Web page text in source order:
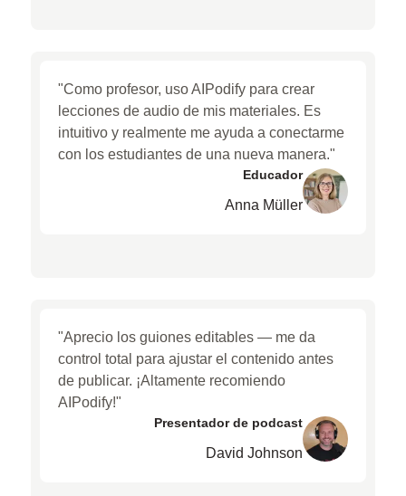
"Como profesor, uso AIPodify para crear
lecciones de audio de mis materiales. Es
intuitivo y realmente me ayuda a conectarme
con los estudiantes de una nueva manera."
Educador
Anna Müller
"Aprecio los guiones editables — me da
control total para ajustar el contenido antes
de publicar. ¡Altamente recomiendo
AIPodify!"
Presentador de podcast
David Johnson